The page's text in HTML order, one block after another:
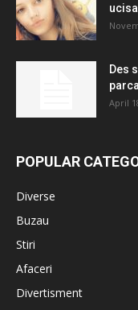
Des
April
POPULAR
Diverse
Buzau
Stiri
Afaceri
Divertisment